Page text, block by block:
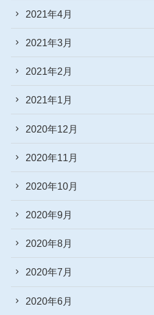
2021年4月
2021年3月
2021年2月
2021年1月
2020年12月
2020年11月
2020年10月
2020年9月
2020年8月
2020年7月
2020年6月